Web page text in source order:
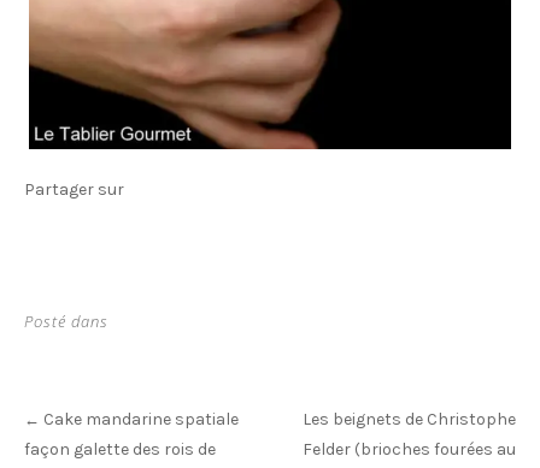
Partager sur
Posté dans
Post
navigation
← Cake mandarine spatiale
façon galette des rois de
Les beignets de Christophe
Felder (brioches fourées au